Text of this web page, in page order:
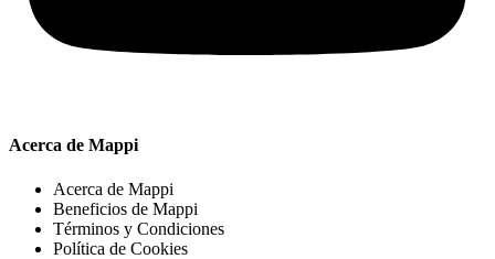
Acerca de Mappi
Acerca de Mappi
Beneficios de Mappi
Términos y Condiciones
Política de Cookies